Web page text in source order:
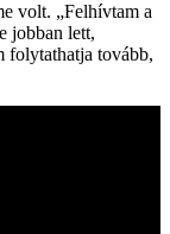
volt. „Felhívtam a
jobban lett,
folytathatja tovább,